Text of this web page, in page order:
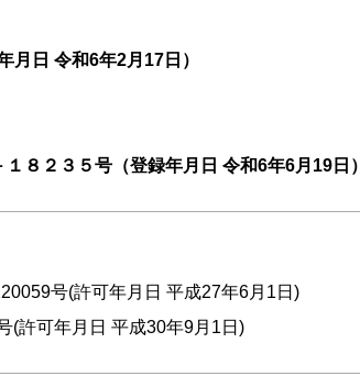
月日 令和6年2月17日）
８２３５号（登録年月日 令和6年6月19日）
号(許可年月日 平成27年6月1日)
(許可年月日 平成30年9月1日)